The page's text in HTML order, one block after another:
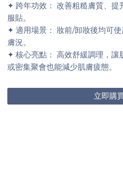
✦ 跨年功效： 改善粗糙膚質、提
服貼。
✦ 適用場景： 妝前/卸妝後均可
膚況。
✦ 核心亮點： 高效舒緩調理，讓
或密集聚會也能減少肌膚疲態。
立即購